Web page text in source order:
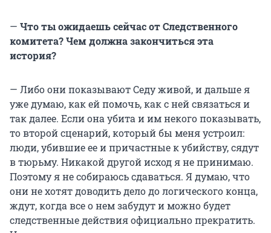
— Что ты ожидаешь сейчас от Следственного
комитета? Чем должна закончиться эта
история?
— Либо они показывают Седу живой, и дальше я
уже думаю, как ей помочь, как с ней связаться и
так далее. Если она убита и им некого показывать,
то второй сценарий, который бы меня устроил:
люди, убившие ее и причастные к убийству, сядут
в тюрьму. Никакой другой исход я не принимаю.
Поэтому я не собираюсь сдаваться. Я думаю, что
они не хотят доводить дело до логического конца,
ждут, когда все о нем забудут и можно будет
следственные действия официально прекратить.